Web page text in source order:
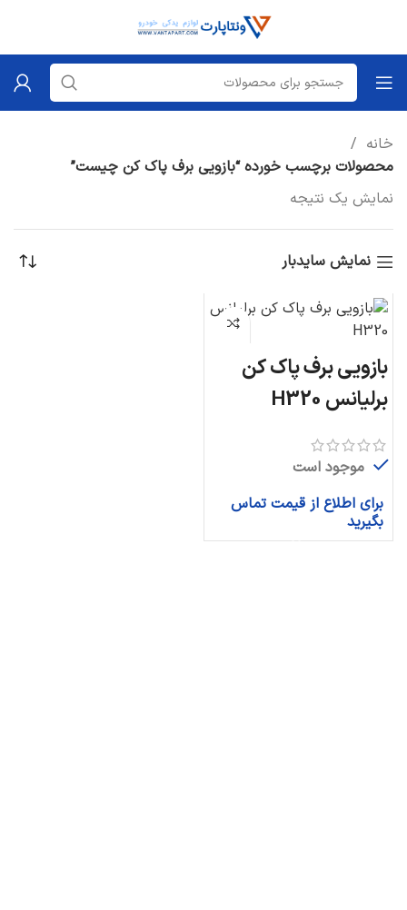
خانه
محصولات برچسب خورده “بازویی برف پاک کن چیست”
نمایش یک نتیجه
نمایش سایدبار
بازویی برف پاک کن
برلیانس H320
موجود است
برای اطلاع از قیمت تماس
بگیرید